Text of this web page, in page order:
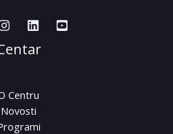
Centru
Novosti